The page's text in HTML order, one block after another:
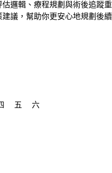
邏輯、療程規劃與術後追蹤重
議，幫助你更安心地規劃後續
五
六